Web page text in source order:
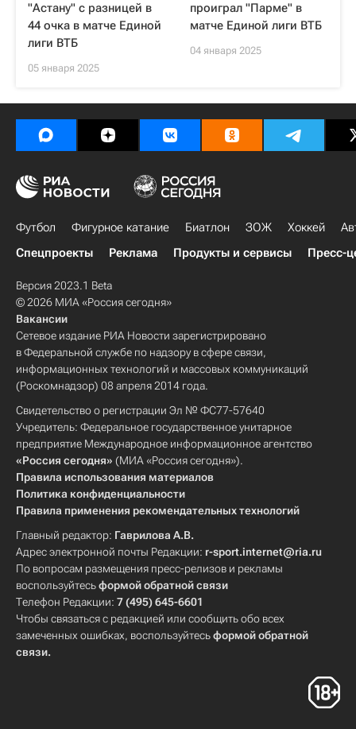
"Астану" с разницей в
44 очка в матче Единой
лиги ВТБ
05 января 2025
проиграл "Парме" в
матче Единой лиги ВТБ
04 января 2025
Футбол Фигурное катание Биатлон ЗОЖ Хоккей
Спецпроекты
Реклама Продукты и сервисы Пресс-
Версия 2023.1 Beta
© 2026 МИА «Россия сегодня»
Вакансии
Сетевое издание РИА Новости зарегистрировано
в Федеральной службе по надзору в сфере связи,
информационных технологий и массовых коммуникаций
(Роскомнадзор) 08 апреля 2014 года.
Свидетельство о регистрации Эл № ФС77-57640
Учредитель: Федеральное государственное унитарное
предприятие Международное информационное агентство
«Россия сегодня» (МИА «Россия сегодня»).
Правила использования материалов
Политика конфиденциальности
Правила применения рекомендательных технологий
Главный редактор: Гаврилова А.В.
Адрес электронной почты Редакции: r-sport.internet@ria.ru
По вопросам размещения пресс-релизов и рекламы
воспользуйтесьформой обратной связи
Телефон Редакции: 7 (495) 645-6601
Чтобы связаться с редакцией или сообщить обо всех
замеченных ошибках, воспользуйтесьформой обратной
связи.